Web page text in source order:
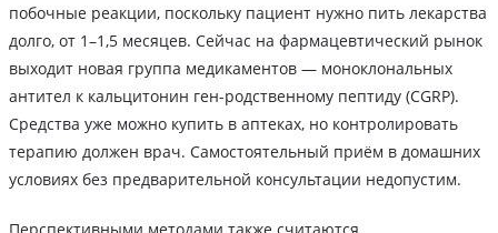
побочные реакции, поскольку пациент нужно пить лекарства
долго, от 1–1,5 месяцев. Сейчас на фармацевтический рынок
выходит новая группа медикаментов — моноклональных
антител к кальцитонин ген-родственному пептиду (CGRP).
Средства уже можно купить в аптеках, но контролировать
терапию должен врач. Самостоятельный приём в домашних
условиях без предварительной консультации недопустим.
Перспективными методами также считаются